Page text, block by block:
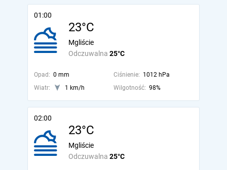
01:00
23°C
Odczuwalna 25°C
Mgliście
Opad: 0 mm Ciśnienie: 1012 hPa
Wiatr:
1 km/h Wilgotność: 98%
02:00
23°C
Odczuwalna 25°C
Mgliście